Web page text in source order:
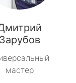
Зарубов
мастер